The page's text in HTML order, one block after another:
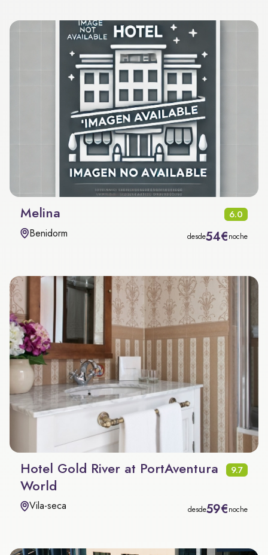
Melina 6.0
Benidorm desde54€noche
Hotel Gold River at PortAventura
World
9.7
Vila-seca desde59€noche